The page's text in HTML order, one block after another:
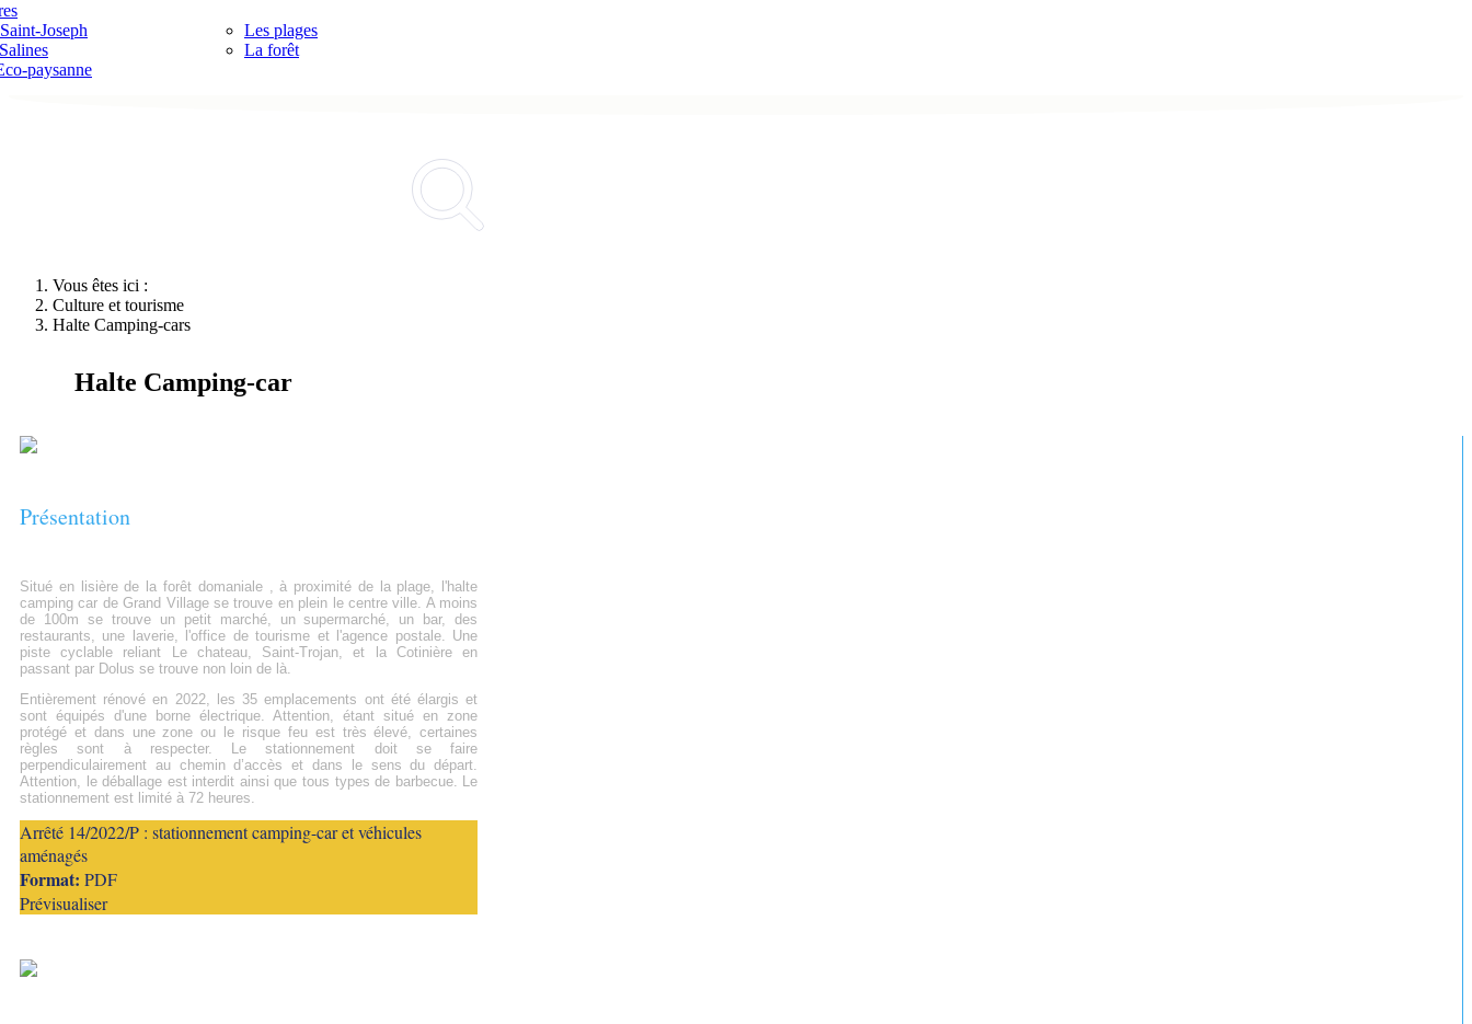
Joseph
paysanne
Les plages
La forêt
Vous êtes ici :
Culture et tourisme
Halte Camping-cars
Halte Camping-car
Présentation
Situé en lisière de la forêt domaniale , à proximité de la plage, l'halte
camping car de Grand Village se trouve en plein le centre ville. A moins
de 100m se trouve un petit marché, un supermarché, un bar, des
restaurants, une laverie, l'office de tourisme et l'agence postale. Une
piste cyclable reliant Le chateau, Saint-Trojan, et la Cotinière en
passant par Dolus se trouve non loin de là.
Entièrement rénové en 2022, les 35 emplacements ont été élargis et
sont équipés d'une borne électrique. Attention, étant situé en zone
protégé et dans une zone ou le risque feu est très élevé, certaines
règles sont à respecter. Le stationnement doit se faire
perpendiculairement au chemin d’accès et dans le sens du départ.
Attention, le déballage est interdit ainsi que tous types de barbecue. Le
stationnement est limité à 72 heures.
Arrêté 14/2022/P : stationnement camping-car et véhicules
aménagés
Format: PDF
Prévisualiser